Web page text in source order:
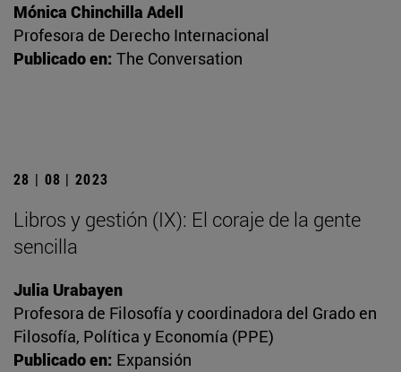
Mónica Chinchilla Adell
Profesora de Derecho Internacional
Publicado en: The Conversation
28 | 08 | 2023
Libros y gestión (IX): El coraje de la gente
sencilla
Julia Urabayen
Profesora de Filosofía y coordinadora del Grado en
Filosofía, Política y Economía (PPE)
Publicado en: Expansión